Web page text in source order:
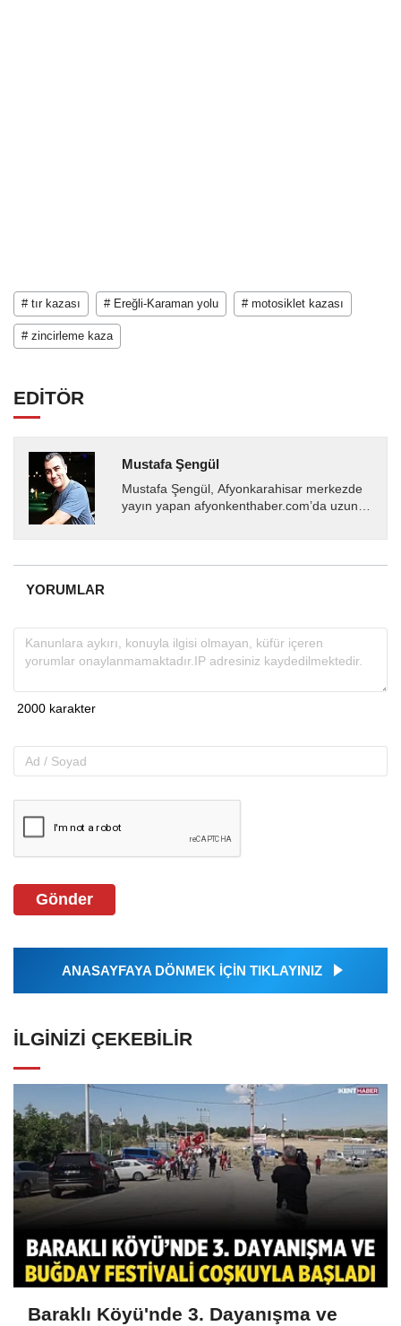
# tır kazası # Ereğli-Karaman yolu # motosiklet kazası
# zincirleme kaza
EDİTÖR
Mustafa Şengül
Mustafa Şengül, Afyonkarahisar merkezde
yayın yapan afyonkenthaber.com’da uzun
almakta, haber akışı...
YORUMLAR
Gönder
ANASAYFAYA DÖNMEK İÇİN TIKLAYINIZ
İLGINIZI ÇEKEBILIR
Baraklı Köyü'nde 3. Dayanışma ve